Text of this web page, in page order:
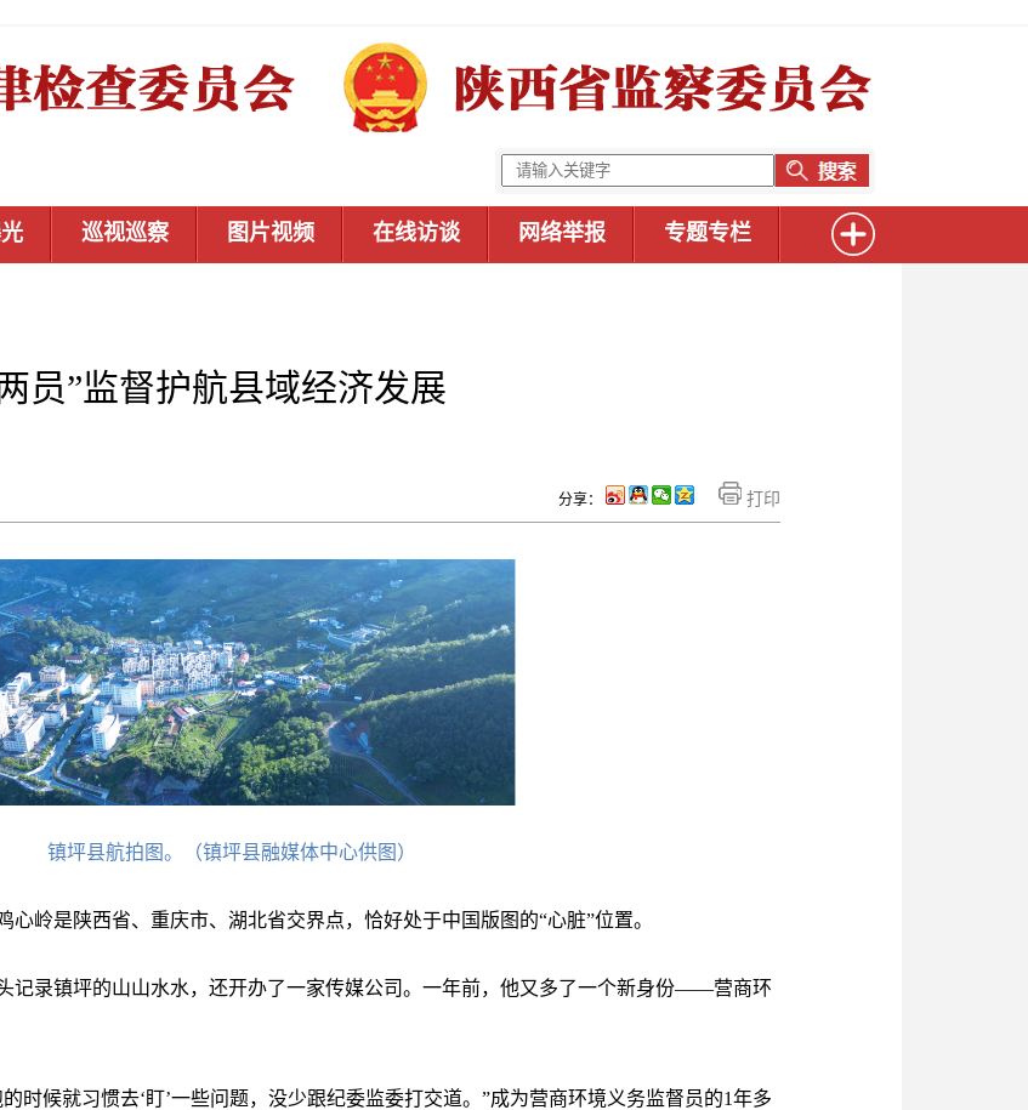
巡视巡察 图片视频 在线访谈 网络举报 专题专栏
员”监督护航县域经济发展
打印
分享：
镇坪县航拍图。（镇坪县融媒体中心供图）
岭是陕西省、重庆市、湖北省交界点，恰好处于中国版图的“心脏”位置。
记录镇坪的山山水水，还开办了一家传媒公司。一年前，他又多了一个新身份——营商环
时候就习惯去‘盯’一些问题，没少跟纪委监委打交道。”成为营商环境义务监督员的1年多